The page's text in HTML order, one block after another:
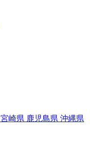
宮崎県 鹿児島県 沖縄県